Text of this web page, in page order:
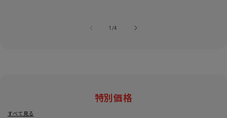
1 /
の4
特別価格
すべて見る